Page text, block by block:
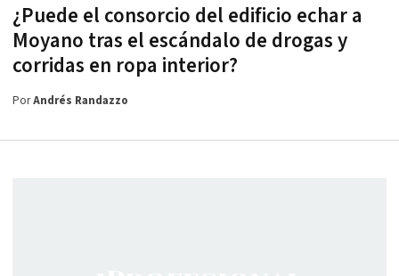
¿Puede el consorcio del edificio echar a
Moyano tras el escándalo de drogas y
corridas en ropa interior?
PorAndrés Randazzo